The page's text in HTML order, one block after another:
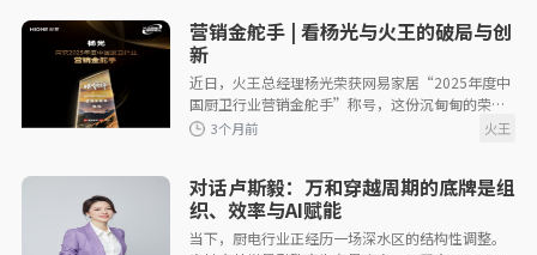
营销金舵手 | 看杨光与火王的破局与创
新
近日，火王总经理杨光荣获网易家居“2025年度中
国厨卫行业营销金舵手”称号，这份沉甸甸的荣
誉，不仅是行业对他能力的高度认可，更是对他加
对话卢斯毅：万和穿越周期的底牌是组
织、效率与AI赋能
当下，厨电行业正经历一场深水区的结构性调整。